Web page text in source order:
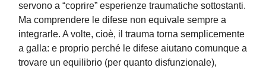
servono a “coprire” esperienze traumatiche sottostanti.
Ma comprendere le difese non equivale sempre a
integrarle. A volte, cioè, il trauma torna semplicemente
a galla: e proprio perché le difese aiutano comunque a
trovare un equilibrio (per quanto disfunzionale),